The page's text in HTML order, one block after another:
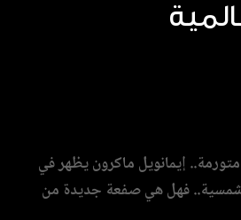
إيمانويل ماكرون يظهر في
فهل هي صفعة جديدة من